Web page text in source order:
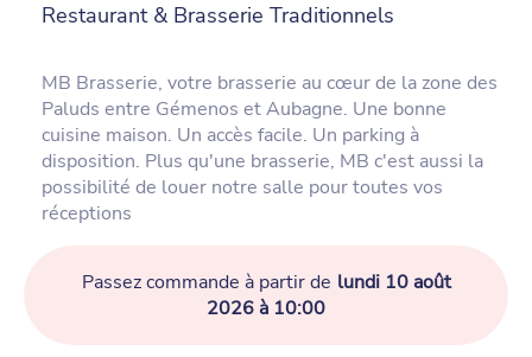
Restaurant & Brasserie Traditionnels
MB Brasserie, votre brasserie au cœur de la zone des
Paluds entre Gémenos et Aubagne. Une bonne
cuisine maison. Un accès facile. Un parking à
disposition. Plus qu'une brasserie, MB c'est aussi la
possibilité de louer notre salle pour toutes vos
réceptions
Passez commande à partir de lundi 10 août
2026 à 10:00